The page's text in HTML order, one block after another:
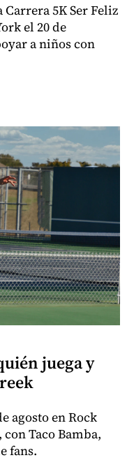
5K Ser Feliz
el 20 de
a niños con
juega y
agosto en Rock
Taco Bamba,
fans.